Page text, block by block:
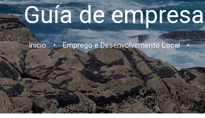
Guía de
Inicio • Emprego e Desenvolvemento Local •